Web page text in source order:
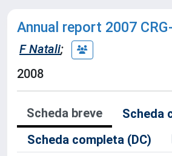
Annual report 2007
F Natali;
2008
Scheda breve
Scheda
Scheda completa (DC)